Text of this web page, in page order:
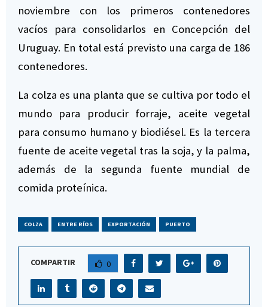
noviembre con los primeros contenedores
vacíos para consolidarlos en Concepción del
Uruguay. En total está previsto una carga de 186
contenedores.
La colza es una planta que se cultiva por todo el
mundo para producir forraje, aceite vegetal
para consumo humano y biodiésel. Es la tercera
fuente de aceite vegetal tras la soja, y la palma,
además de la segunda fuente mundial de
comida proteínica.
COLZA ENTRE RÍOS EXPORTACIÓN PUERTO
COMPARTIR 0